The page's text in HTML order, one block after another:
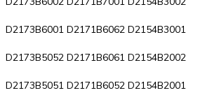
D2173B6001 D2171B6062 D2154B3001
D2173B5052 D2171B6061 D2154B2002
D2173B5051 D2171B6052 D2154B2001